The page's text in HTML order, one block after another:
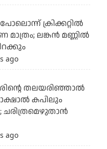
ക്രിക്കറ്റില്‍
ലങ്കന്‍ മണ്ണില്‍
ago
തലയരിഞ്ഞാല്‍
കപിലും
ചരിത്രമെഴുതാന്‍
ago